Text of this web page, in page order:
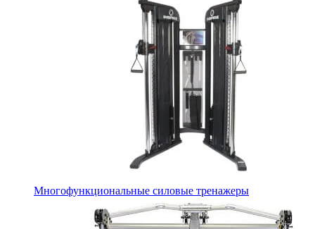
Многофункциональные силовые тренажеры